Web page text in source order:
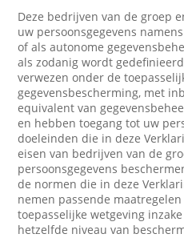
Deze bedrijven van de groep
uw persoonsgegevens
of als autonome
als zodanig wordt
verwezen onder de
gegevensbescherming, met
equivalent van
en hebben toegang tot uw
doeleinden die in deze
eisen van bedrijven van de
persoonsgegevens
de normen die in deze
nemen passende
toepasselijke wetgeving
hetzelfde niveau van